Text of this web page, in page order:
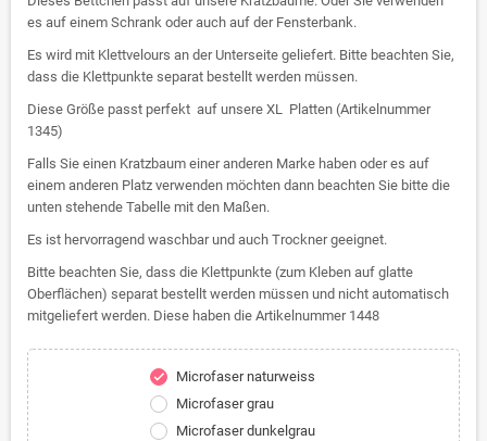
es auf einem Schrank oder auch auf der Fensterbank.
Es wird mit Klettvelours an der Unterseite geliefert. Bitte beachten Sie,
dass die Klettpunkte separat bestellt werden müssen.
Diese Größe passt perfekt auf unsere XL Platten (Artikelnummer
1345)
Falls Sie einen Kratzbaum einer anderen Marke haben oder es auf
einem anderen Platz verwenden möchten dann beachten Sie bitte die
unten stehende Tabelle mit den Maßen.
Es ist hervorragend waschbar und auch Trockner geeignet.
Bitte beachten Sie, dass die Klettpunkte (zum Kleben auf glatte
Oberflächen) separat bestellt werden müssen und nicht automatisch
mitgeliefert werden. Diese haben die Artikelnummer 1448
check
Microfaser naturweiss
Microfaser grau
Microfaser dunkelgrau